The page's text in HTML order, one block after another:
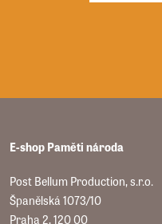
E-shop Paměti národa
Post Bellum Production, s.r.o.
Španělská 1073/10
Praha 2, 120 00